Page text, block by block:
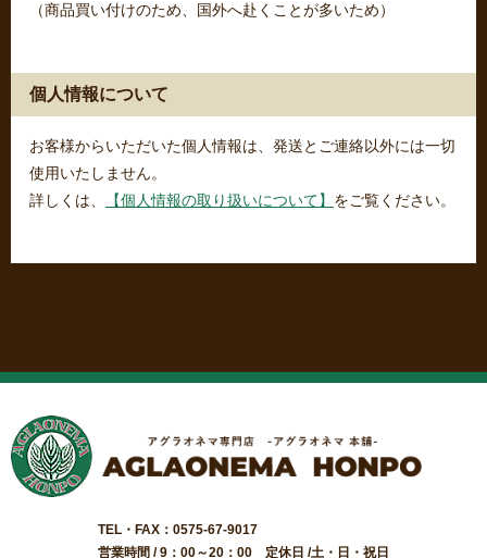
（商品買い付けのため、国外へ赴くことが多いため）
個人情報について
お客様からいただいた個人情報は、発送とご連絡以外には一切
使用いたしません。
詳しくは、
【個人情報の取り扱いについて】 をご覧ください。
TEL・FAX：0575-67-9017
営業時間 / 9：00～20：00 定休日 /土・日・祝日